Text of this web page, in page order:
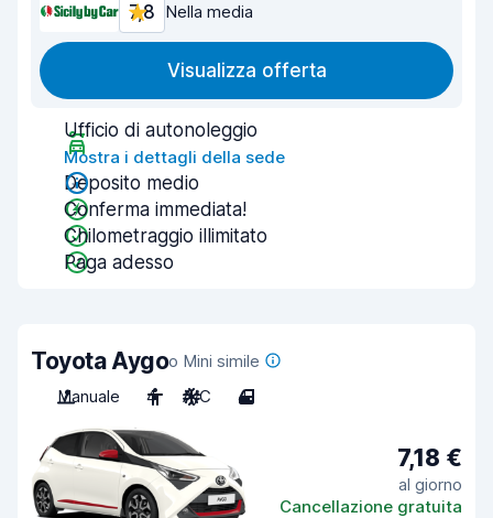
7,8 Nella media
Visualizza offerta
Ufficio di autonoleggio
Mostra i dettagli della sede
Deposito medio
Conferma immediata!
Chilometraggio illimitato
Paga adesso
Toyota Aygoo Mini simile
Manuale
4 A/C 4
7,18 €
al giorno
Cancellazione gratuita